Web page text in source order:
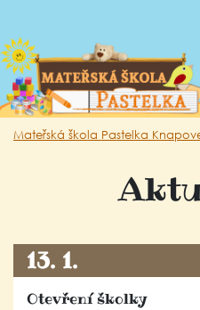
Mateřská škola Pastelka
13. 1.
Otevření školky